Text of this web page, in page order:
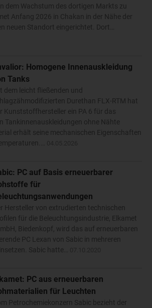
dem Wachstum des dortigen Markts zu
Anfang 2026 in Chakan in der Nähe der
neuen Standort eingerichtet. Dort…
Homogene Innenauskleidung
Tanks
dem leicht fließenden und
Durethan FLX-RTM hat
Kunststoffhersteller ein PA 6 für das
Tankinnenauskleidungen ohne Nähte
erhält seine mechanischen Eigenschaften
PC auf Basis erneuerbarer
für
Hersteller von extrudierten technischen
für die Beleuchtungsindustrie, Elkamet
Biedenkopf, wird das auf erneuerbaren
PC Lexan von Sabic in mehreren
Sabic hatte…
PC aus erneuerbaren
für Leuchten
Petrochemiekonzern Sabic bezieht der